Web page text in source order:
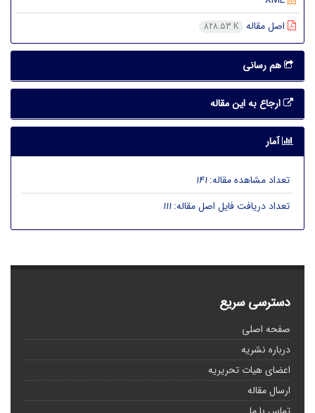
اصل مقاله 828.53 K
هم رسانی
ارجاع به این مقاله
آمار
تعداد مشاهده مقاله:141
تعداد دریافت فایل اصل مقاله:111
دسترسی سریع
صفحه اصلی
درباره نشریه
اعضای هیات تحریریه
ارسال مقاله